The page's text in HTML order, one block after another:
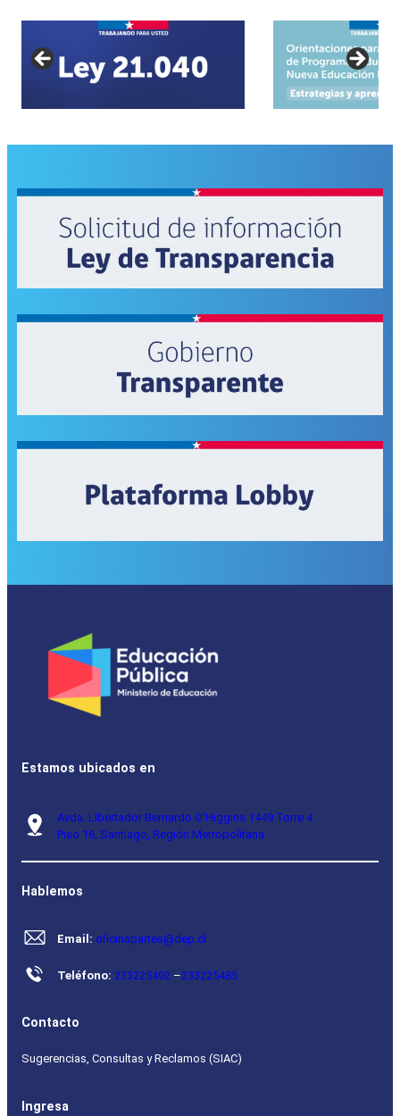
Estamos ubicados en
Avda. Libertador Bernardo O’Higgins 1449 Torre 4
Piso 16, Santiago, Región Metropolitana.
Hablemos
Email: oficinapartes@dep.cl
Teléfono: 233225492 –233225485
Contacto
Sugerencias, Consultas y Reclamos (SIAC)
Ingresa